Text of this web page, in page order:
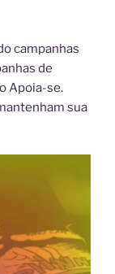
campanhas
de
Apoia-se.
sua